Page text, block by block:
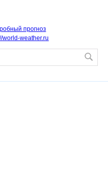
прогноз
world-weather.ru